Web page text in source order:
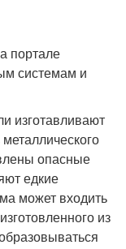
портале
системам и
изготавливают
опасные
едкие
может входить
из